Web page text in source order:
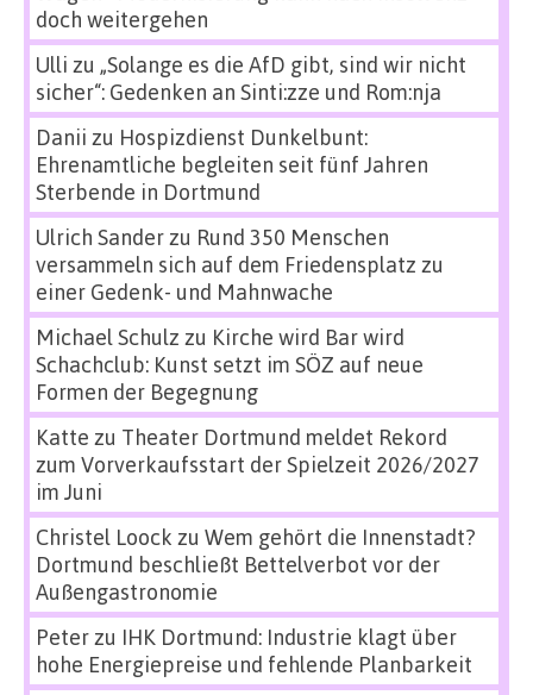
doch weitergehen
Ulli zu „Solange es die AfD gibt, sind wir nicht
sicher“: Gedenken an Sinti:zze und Rom:nja
Danii zu Hospizdienst Dunkelbunt:
Ehrenamtliche begleiten seit fünf Jahren
Sterbende in Dortmund
Ulrich Sanderzu Rund 350 Menschen
versammeln sich auf dem Friedensplatz zu
einer Gedenk- und Mahnwache
Michael Schulz zu Kirche wird Bar wird
Schachclub: Kunst setzt im SÖZ auf neue
Formen der Begegnung
Katte zu Theater Dortmund meldet Rekord
zum Vorverkaufsstart der Spielzeit 2026/2027
im Juni
Christel Loock zu Wem gehört die Innenstadt?
Dortmund beschließt Bettelverbot vor der
Außengastronomie
Peterzu IHK Dortmund: Industrie klagt über
hohe Energiepreise und fehlende Planbarkeit